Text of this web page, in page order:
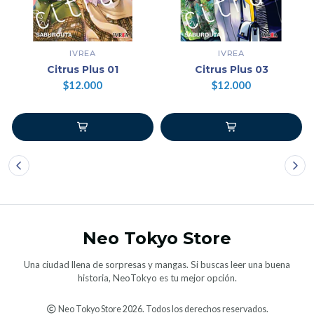
IVREA
Citrus Plus 01
$12.000
IVREA
Citrus Plus 03
$12.000
Neo Tokyo Store
Una ciudad llena de sorpresas y mangas. Si buscas leer una buena
historia, NeoTokyo es tu mejor opción.
Neo Tokyo Store 2026. Todos los derechos reservados.